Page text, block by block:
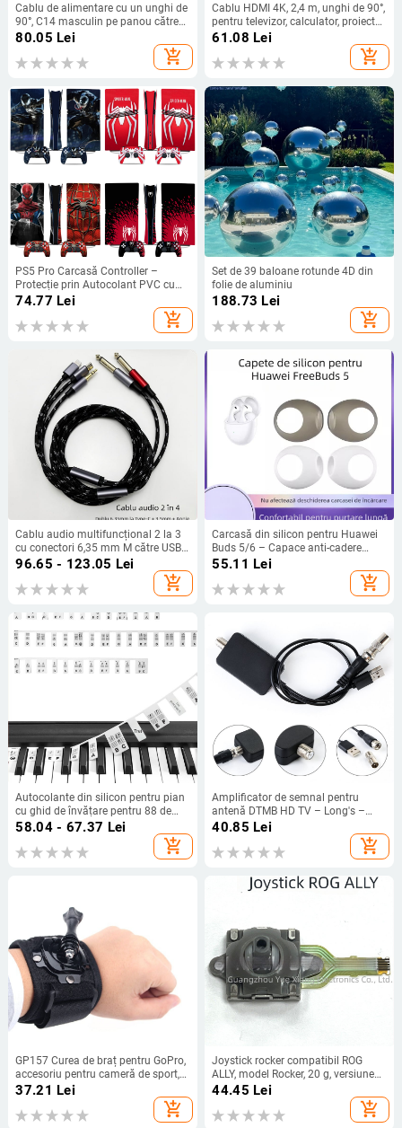
Cablu de alimentare cu un unghi de
90°, C14 masculin pe panou către
C13 feminin, miez de cupru 0,75
80.05 Lei
add_shopping_cart
Cablu HDMI 4K, 2,4 m, unghi de 90°,
pentru televizor, calculator, proiector
și cameră
61.08 Lei
add_shopping_cart
PS5 Pro Carcasă Controller –
Protecție prin Autocolant PVC cu
canale de aer, imprimare HD, folie
0.001 mm, personalizabil după
desene
74.77 Lei
add_shopping_cart
Set de 39 baloane rotunde 4D din
folie de aluminiu
188.73 Lei
add_shopping_cart
Cablu audio multifuncțional 2 la 3
cu conectori 6,35 mm M către USB-
C, 3,5 mm și Lightning
96.65 - 123.05 Lei
add_shopping_cart
Carcasă din silicon pentru Huawei
Buds 5/6 – Capace anti-cadere
pentru urechi, Personalizată după
55.11 Lei
add_shopping_cart
Autocolante din silicon pentru pian
cu ghid de învățare pentru 88 de
taste
58.04 - 67.37 Lei
add_shopping_cart
Amplificator de semnal pentru
antenă DTMB HD TV – Long's –
Brand privat autorizat
40.85 Lei
add_shopping_cart
GP157 Curea de braț pentru GoPro,
accesoriu pentru cameră de sport,
material PC
37.21 Lei
add_shopping_cart
Joystick rocker compatibil ROG
ALLY, model Rocker, 20 g, versiune
simplificată
44.45 Lei
add_shopping_cart